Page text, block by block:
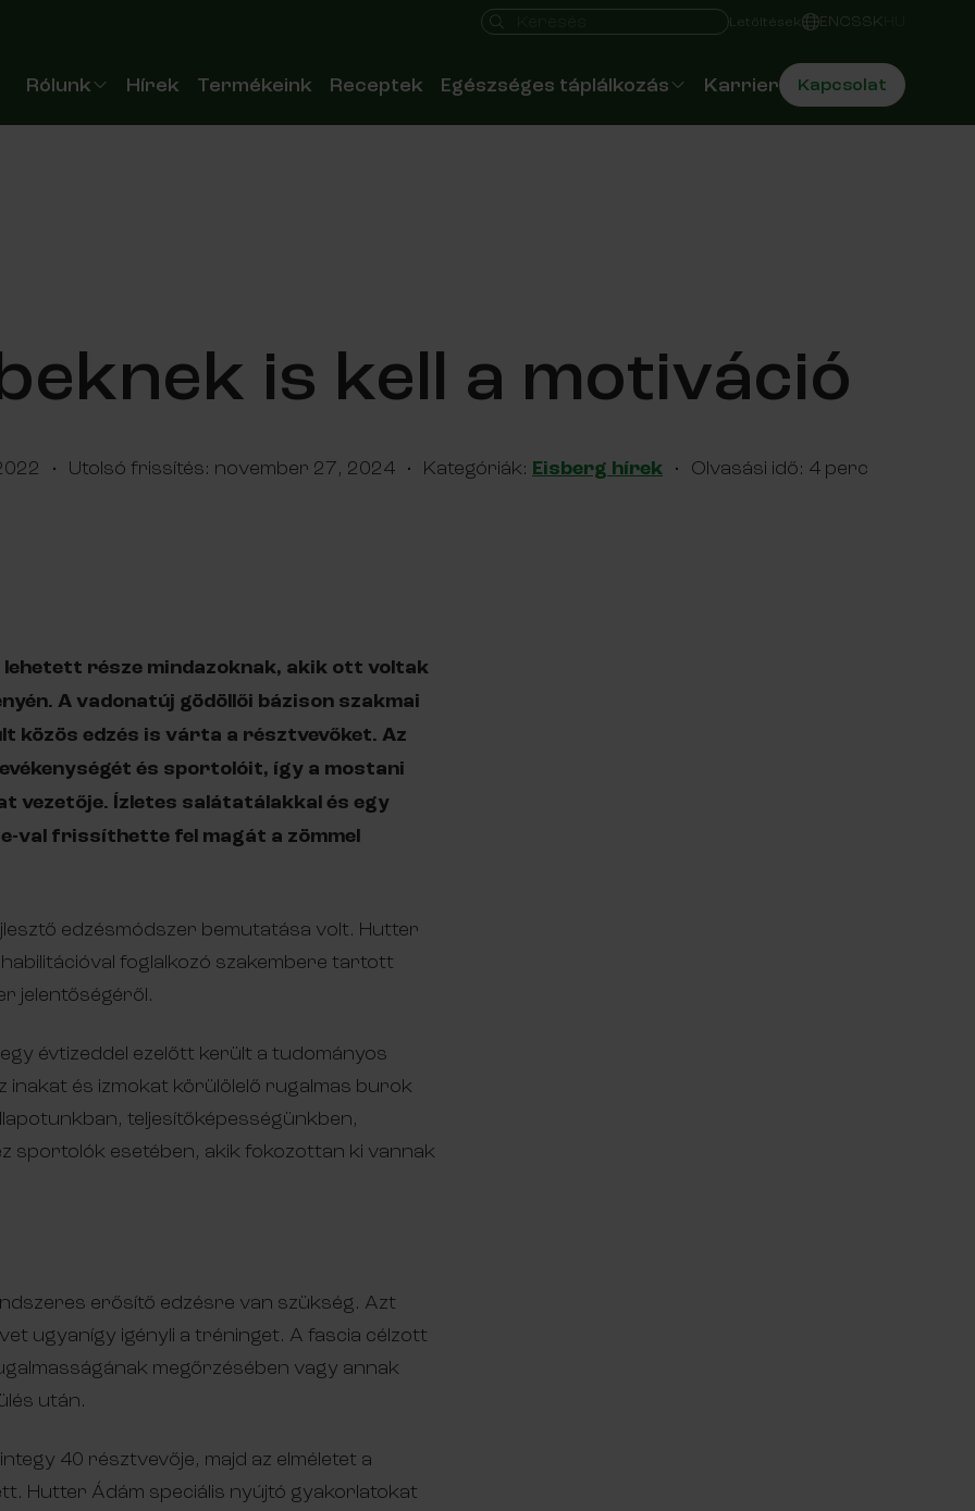
Keresés mező Gyors hozzáférés
Letöltések ENCSSK
Header HU
Rólunk
Vállalat
Hírek Termékeink Receptek
Egészséges táplálkozás
Salátatálak rendezvényre
Karrier Kapcsolat
is kell a motiváció
· Utolsó frissítés: november 27, 2024 · Kategóriák: Eisberg hírek · Olvasási idő: 4 perc
része mindazoknak, akik ott voltak
A vadonatúj gödöllői bázison szakmai
közös edzés is várta a résztvevőket. Az
és sportolóit, így a mostani
vezetője. Ízletes salátatálakkal és egy
val frissíthette fel magát a zömmel
edzésmódszer bemutatása volt. Hutter
foglalkozó szakembere tartott
jelentőségéről.
évtizeddel ezelőtt került a tudományos
inakat és izmokat körülölelő rugalmas burok
teljesítőképességünkben,
sportolók esetében, akik fokozottan ki vannak
erősítő edzésre van szükség. Azt
ugyanígy igényli a tréninget. A fascia célzott
megőrzésében vagy annak
után.
40 résztvevője, majd az elméletet a
Hutter Ádám speciális nyújtó gyakorlatokat